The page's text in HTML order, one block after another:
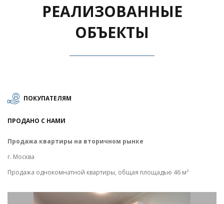
РЕАЛИЗОВАННЫЕ
ОБЪЕКТЫ
ПОКУПАТЕЛЯМ
ПРОДАНО С НАМИ
Продажа квартиры на вторичном рынке
г. Москва
Продажа однокомнатной квартиры, общая площадью 46 м²